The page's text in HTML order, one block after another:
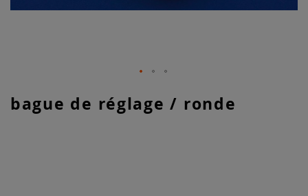
bague de réglage / ronde
to